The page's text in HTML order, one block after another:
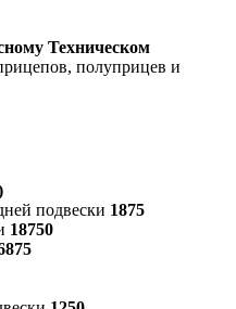
Техническом
полуприцев и
подвески 1875
18750